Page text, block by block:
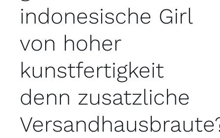
indonesische Girl
von hoher
kunstfertigkeit
denn zusatzliche